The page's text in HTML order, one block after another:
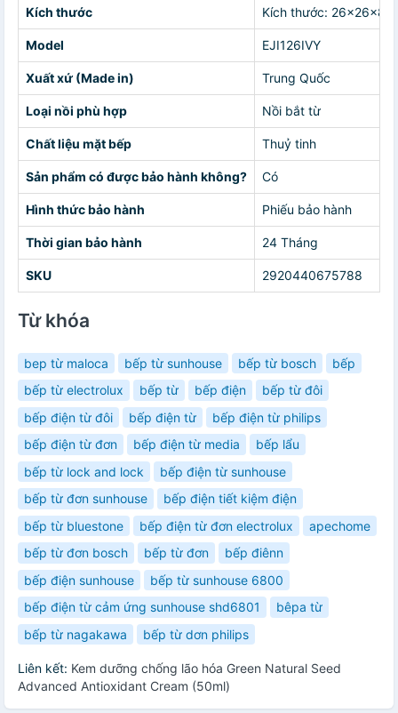
Kích thước Kích thước:
Model EJI126IVY
Xuất xứ (Made in) Trung Quốc
Loại nồi phù hợp Nồi bắt từ
Chất liệu mặt bếp Thuỷ tinh
Sản phẩm có được bảo hành không? Có
Hình thức bảo hành Phiếu bảo hành
Thời gian bảo hành 24 Tháng
SKU 2920440675788
Từ khóa
bep từ maloca bếp từ sunhouse bếp từ bosch
bếp
bếp từ electrolux
bếp từ bếp điện
bếp từ đôi
bếp điện từ đôi
bếp điện từ
bếp điện từ philips
bếp điện từ đơn
bếp điện từ media
bếp lẩu
bếp từ lock and lock
bếp điện từ sunhouse
bếp từ đơn sunhouse
bếp điện tiết kiệm điện
bếp từ bluestone
bếp điện từ đơn electrolux
apechome
bếp từ đơn bosch
bếp từ đơn
bếp điênn
bếp điện sunhouse
bếp từ sunhouse 6800
bếp điện từ cảm ứng sunhouse shd6801
bêpa từ
bếp từ nagakawa
bếp từ dơn philips
Liên kết: Kem dưỡng chống lão hóa Green Natural Seed
Advanced Antioxidant Cream (50ml)